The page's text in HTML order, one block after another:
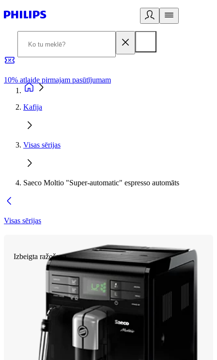
10% atlaide pirmajam pasūtījumam
Kafija
Visas sērijas
Saeco Moltio "Super-automatic" espresso automāts
Visas sērijas
Izbeigta ražošana